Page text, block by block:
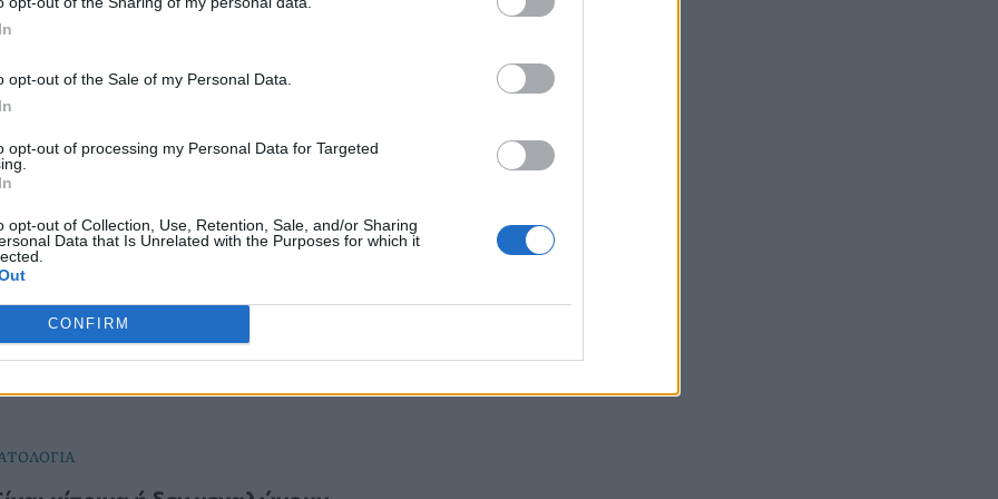
opt-out of the Sale of my Personal Data.
opt-out of processing my Personal Data for Targeted
opt-out of Collection, Use, Retention, Sale, and/or Sharing
Data that Is Unrelated with the Purposes for which it
CONFIRM
της «vanilla French glaze» που
εντυπώσεις
το μανικιούρ «vanilla French glaze» που έκανε viral η
Δείτε γιατί ξεχωρίζει και πώς να το κάνετε κι